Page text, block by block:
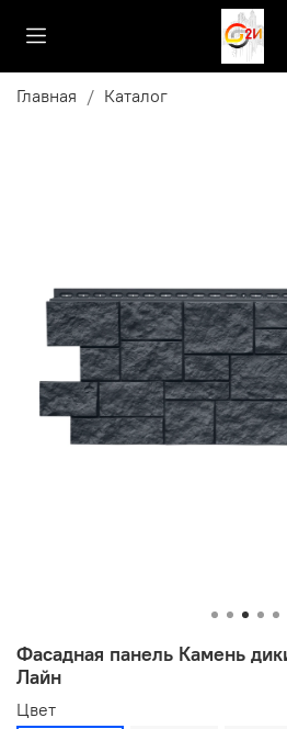
Главная Каталог
Фасадная панель Камень
Лайн
Цвет